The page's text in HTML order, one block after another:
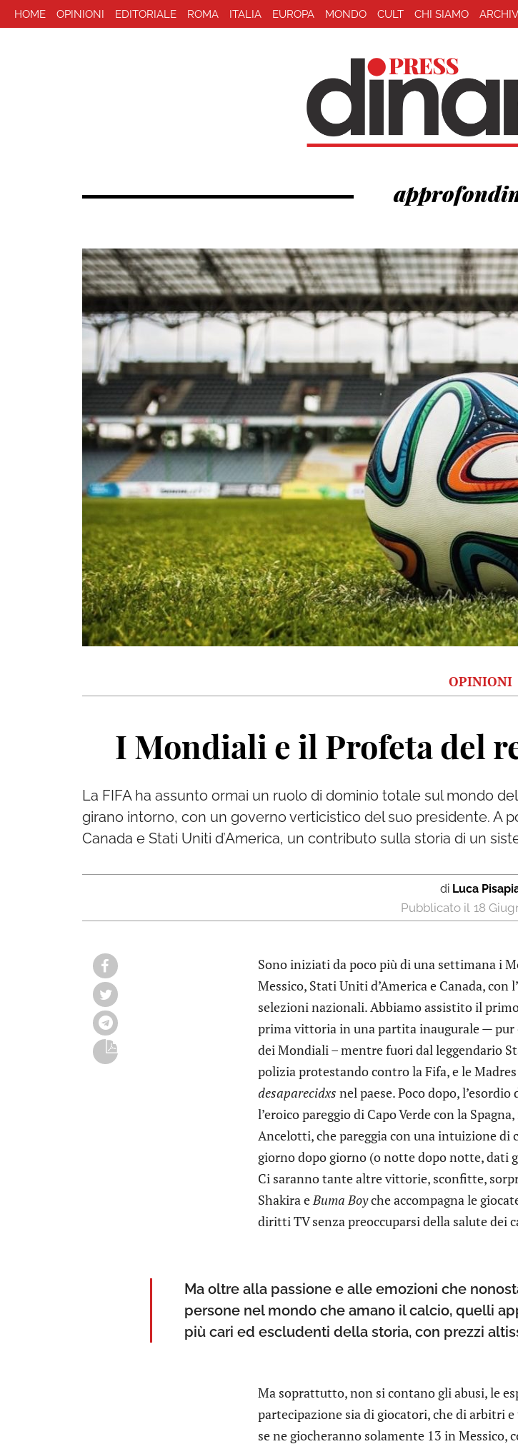
HOME OPINIONI EDITORIALE ROMA ITALIA EUROPA MONDO CULT CHI SIAMO
OPINIONI
I Mondiali e il Profeta del
La FIFA ha assunto ormai un ruolo di dominio totale sul mondo
girano intorno, con un governo verticistico del suo presidente. A
Canada e Stati Uniti d’America, un contributo sulla storia di un
di Luca
18
Sono iniziati da poco più di una settimana i
Messico, Stati Uniti d’America e Canada,
selezioni nazionali. Abbiamo assistito il
prima vittoria in una partita inaugurale — pur
dei Mondiali – mentre fuori dal leggendario
polizia protestando contro la Fifa, e le
desaparecidxs nel paese. Poco dopo,
l’eroico pareggio di Capo Verde con la
Ancelotti, che pareggia con una intuizione di
giorno dopo giorno (o notte dopo notte, dati
Ci saranno tante altre vittorie, sconfitte,
Shakira eBuma Boyche accompagna le
diritti TV senza preoccuparsi della salute dei
Ma oltre alla passione e alle emozioni che
persone nel mondo che amano il calcio, quelli
più cari ed escludenti della storia, con prezzi
Ma soprattutto, non si contano gli abusi, le
partecipazione sia di giocatori, che di arbitri
se ne giocheranno solamente 13 in Messico,